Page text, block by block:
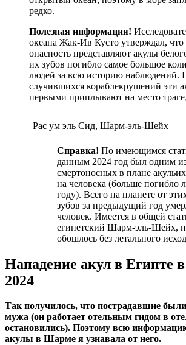
редко.
Полезная информация!
океана Жак-Ив Кусто утверждал,
опасность представляют акулы
их зубов погибло самое большое
людей за всю историю наблюдений.
случившихся кораблекрушений эти
первыми приплывают на место
Рас ум эль Сид, Шарм-эль-Шейх
Справка! По имеющимся
данным 2024 год был одним
смертоносных в плане
на человека (больше погибло
году). Всего на планете от
зубов за предыдущий год
человек. Имеется в общей
египетский Шарм-эль-Шейх,
обошлось без летального
Нападение акул в Египте
2024
Так получилось, что пострадавшие
мужа (он работает отельным гидом в
остановились). Поэтому всю
акулы в Шарме я узнавала от него.